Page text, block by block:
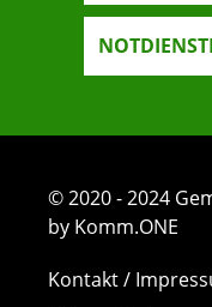
© 2020 - 2024
by Komm.ONE
Kontakt /